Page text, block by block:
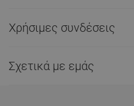
Χρήσιμες συνδέσεις
Σχετικά με εμάς